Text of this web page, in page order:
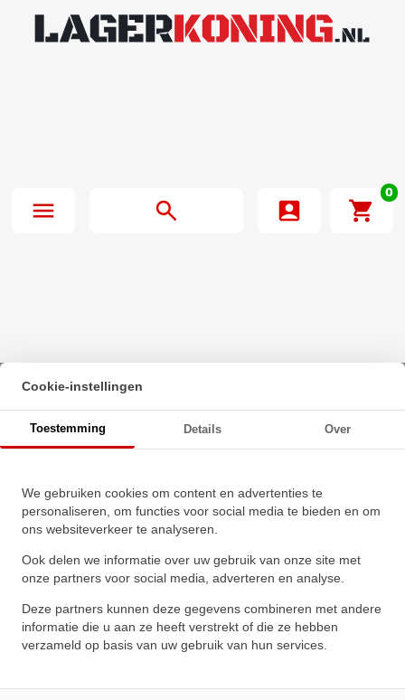
0
Beginpagina·
Bosch Rexroth Rollenwagen Koolstofstaal RWD-035-
SNS-C2-H-2
Cookie-instellingen
Toestemming Details Over
We gebruiken cookies om content en advertenties te
personaliseren, om functies voor social media te bieden en om
ons websiteverkeer te analyseren.
Ook delen we informatie over uw gebruik van onze site met
onze partners voor social media, adverteren en analyse.
Deze partners kunnen deze gegevens combineren met andere
informatie die u aan ze heeft verstrekt of die ze hebben
verzameld op basis van uw gebruik van hun services.
Bosch Rexroth Rollenwagen
Koolstofstaal RWD-035-SNS-
C2-H-2
Schrijf een review!